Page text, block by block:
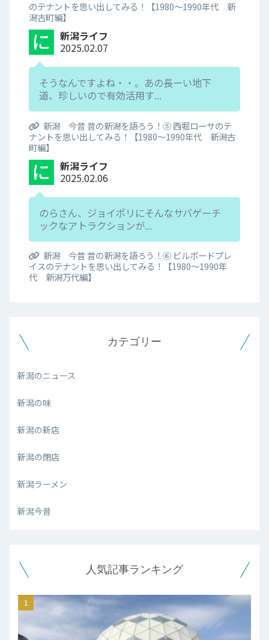
のテナントを思い出してみる！【1980～1990年代 新
潟古町編】
新潟ライフ
2025.02.07
そうなんですよね・・。あの長ーい地下
道、珍しいので有効活用す...
新潟 今昔 昔の新潟を語ろう！⑤ 西堀ローサのテ
ナントを思い出してみる！【1980～1990年代 新潟古
町編】
新潟ライフ
2025.02.06
のらさん、ジョイポリにそんなサバゲーチ
ックなアトラクションが...
新潟 今昔 昔の新潟を語ろう！⑥ ビルボードプレ
イスのテナントを思い出してみる！【1980～1990年
代 新潟万代編】
カテゴリー
新潟のニュース
新潟の味
新潟の新店
新潟の閉店
新潟ラーメン
新潟今昔
人気記事ランキング